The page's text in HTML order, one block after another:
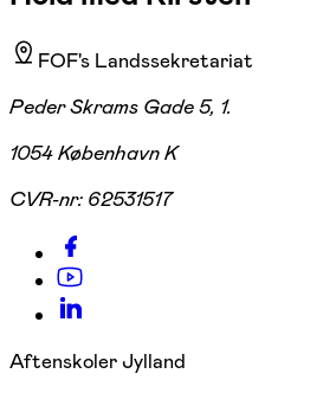
FOF's Landssekretariat
Peder Skrams Gade 5, 1.
1054 København K
CVR-nr: 62531517
Aftenskoler Jylland